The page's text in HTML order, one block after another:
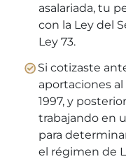
asalariada, tu
con la Ley del
Ley 73.
Si cotizaste
aportaciones
1997, y
trabajando en
para
el régimen de